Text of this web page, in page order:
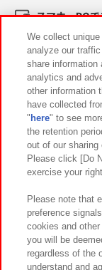
スマホ・PC
イベント・キ
関連会社
プライバシーポリ
お取引先
カスタマーハラス
We collect
analyze our
share information
analytics and
other information
have collected
" here" to see
the retention
out of our sharing
Please click [Do
exercise your
Please note that
preference
cookies and
you will be
regardless of the
understand and